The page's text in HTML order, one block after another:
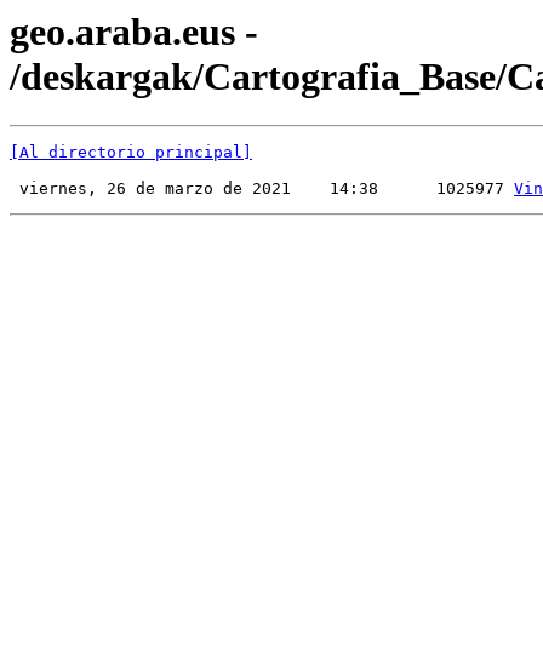
geo.araba.eus -
/deskargak/Cartografia_Base/
[Al directorio principal]
viernes, 26 de marzo de 2021    14:38      1025977